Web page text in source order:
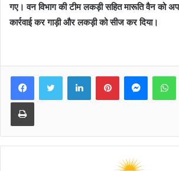
गए। वन विभाग की टीम लकड़ी सहित मारूति वैन को
कार्रवाई कर गाड़ी और लकड़ी को सीज कर दिया।
FacebookTwitter LinkedInPinterest
Print